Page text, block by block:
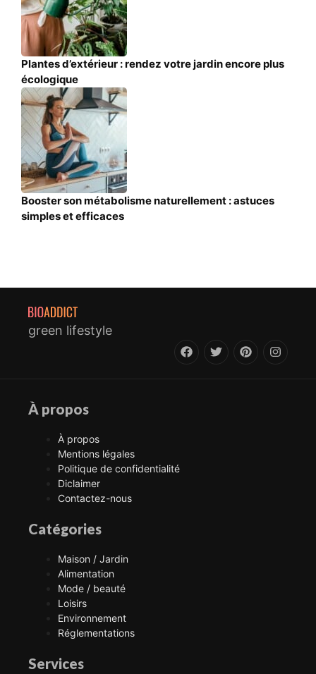
Plantes d’extérieur : rendez votre jardin encore plus
écologique
Booster son métabolisme naturellement : astuces
simples et efficaces
green lifestyle
À propos
À propos
Mentions légales
Politique de confidentialité
Diclaimer
Contactez-nous
Catégories
Maison / Jardin
Alimentation
Mode / beauté
Loisirs
Environnement
Réglementations
Services